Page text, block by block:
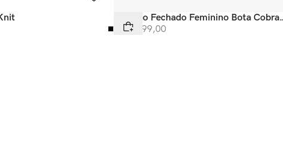
Calçado Fechado Feminino Bota Cobra
Verdadeirapreto 142682
R$ 5 299,00